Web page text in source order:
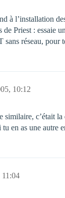
à l’installation
de Priest : essaie
réseau, pour
10:12
similaire, c’était
tu en as une autre
11:04